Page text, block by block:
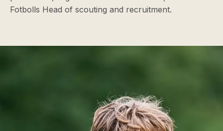
Fotbolls Head of scouting and recruitment.